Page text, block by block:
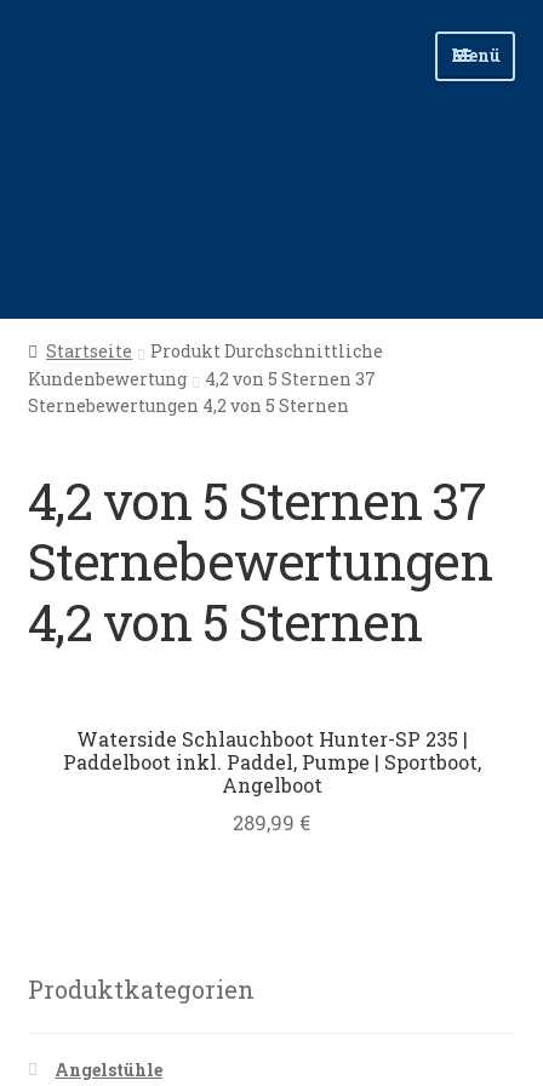
Menü
Start
Angellinks
Angelvideos
Datenschutz
Impressum
Shop
Startseite
Produkt Durchschnittliche
Kundenbewertung
4,2 von 5 Sternen 37
Sternebewertungen 4,2 von 5 Sternen
4,2 von 5 Sternen 37
Sternebewertungen
4,2 von 5 Sternen
Waterside Schlauchboot Hunter-SP 235 |
Paddelboot inkl. Paddel, Pumpe | Sportboot,
Angelboot
289,99 €
Produktkategorien
Angelstühle